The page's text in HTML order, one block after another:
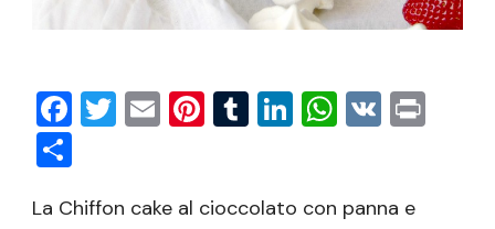
Facebook
Twitter
EmailPinterest
Tumblr
LinkedIn
VK
La Chiffon cake al cioccolato con panna e